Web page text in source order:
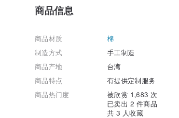
从生活出发，运用植物的柔软与韧性，和布
个包包、一件直接接触到肌肤的衣服。“把那
每一个花布的制作都是“取之于天地，用之于
对她们而言，是最亲切便利的表达方式之一
料．重新在她们的手中活起来，重新把工整
小花针线房里看到：
会律动的线条、有表情的布料、反映出创作者
“带回家，让他们也成为你的纪念品。”
商品信息
商品材质
棉
制造方式
手工制造
商品产地
台湾
商品特点
有提供定制服务
商品热门度
被欣赏 1,683 次
已卖出 2 件商品
共 3 人收藏